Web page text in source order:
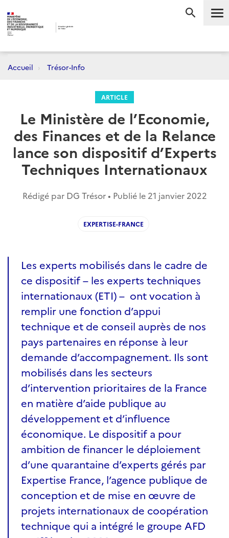
Accueil Trésor-Info
ARTICLE
Le Ministère de l’Economie,
des Finances et de la Relance
lance son dispositif d’Experts
Techniques Internationaux
Rédigé par DG Trésor • Publié le 21 janvier 2022
EXPERTISE-FRANCE
Les experts mobilisés dans le cadre de
ce dispositif – les experts techniques
internationaux (ETI) – ont vocation à
remplir une fonction d’appui
technique et de conseil auprès de nos
pays partenaires en réponse à leur
demande d’accompagnement. Ils sont
mobilisés dans les secteurs
d’intervention prioritaires de la France
en matière d’aide publique au
développement et d’influence
économique. Le dispositif a pour
ambition de financer le déploiement
d’une quarantaine d’experts gérés par
Expertise France, l’agence publique de
conception et de mise en œuvre de
projets internationaux de coopération
technique qui a intégré le groupe AFD